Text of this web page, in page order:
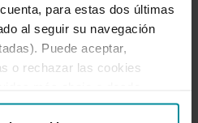
para estas dos últimas
al seguir su navegación
Puede aceptar,
o rechazar las cookies
obtener más información, así
información más
de derechos y sobre
personales en la
de Datosde nuestra